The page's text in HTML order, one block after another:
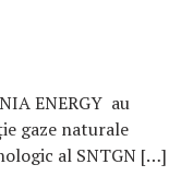
ENERGY au
gaze naturale
al SNTGN […]